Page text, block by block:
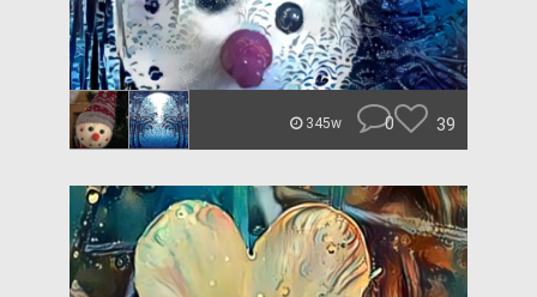
345w 0 39